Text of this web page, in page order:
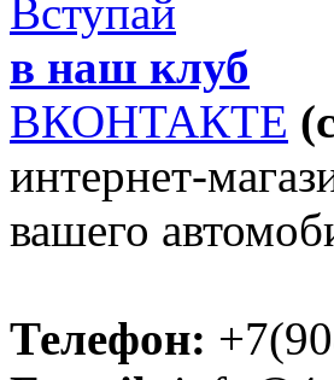
Вступай
в наш клуб
ВКОНТАКТЕ
интернет-
вашего
Телефон: